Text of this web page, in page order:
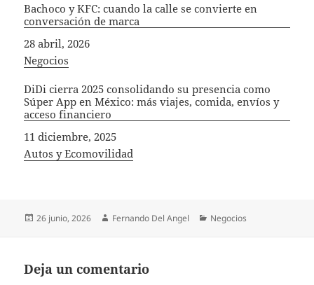
Bachoco y KFC: cuando la calle se convierte en
conversación de marca
Fecha
28 abril, 2026
In relation to
Negocios
DiDi cierra 2025 consolidando su presencia como
Súper App en México: más viajes, comida, envíos y
acceso financiero
Fecha
11 diciembre, 2025
In relation to
Autos y Ecomovilidad
Publicado
26 junio, 2026 Autor
Fernando Del Angel Categorías
Negocios
Deja un comentario